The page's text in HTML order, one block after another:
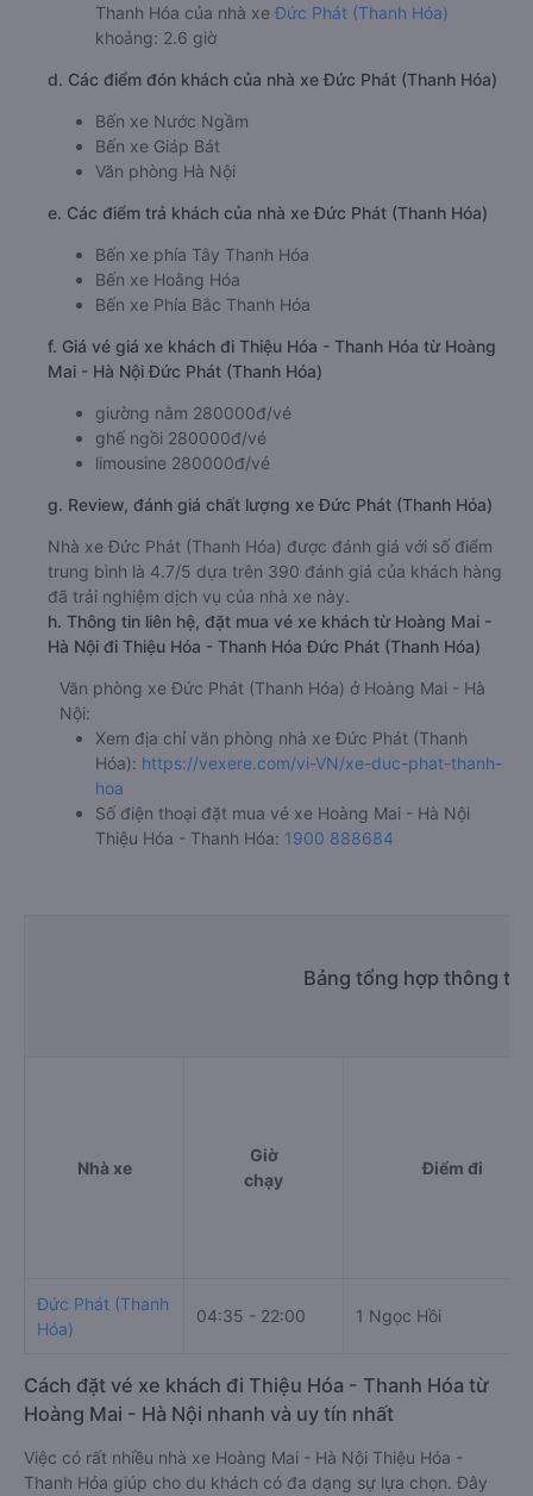
Thanh Hóa của nhà xe Đức Phát (Thanh Hóa)
khoảng: 2.6 giờ
d. Các điểm đón khách của nhà xe Đức Phát (Thanh Hóa)
Bến xe Nước Ngầm
Bến xe Giáp Bát
Văn phòng Hà Nội
e. Các điểm trả khách của nhà xe Đức Phát (Thanh Hóa)
Bến xe phía Tây Thanh Hóa
Bến xe Hoằng Hóa
Bến xe Phía Bắc Thanh Hóa
f. Giá vé giá xe khách đi Thiệu Hóa - Thanh Hóa từ Hoàng
Mai - Hà Nội Đức Phát (Thanh Hóa)
giường nằm 280000đ/vé
ghế ngồi 280000đ/vé
limousine 280000đ/vé
g. Review, đánh giá chất lượng xe Đức Phát (Thanh Hóa)
Nhà xe Đức Phát (Thanh Hóa) được đánh giá với số điểm
trung bình là 4.7/5 dựa trên 390 đánh giá của khách hàng
đã trải nghiệm dịch vụ của nhà xe này.
h. Thông tin liên hệ, đặt mua vé xe khách từ Hoàng Mai -
Hà Nội đi Thiệu Hóa - Thanh Hóa Đức Phát (Thanh Hóa)
Văn phòng xe Đức Phát (Thanh Hóa) ở Hoàng Mai - Hà
Nội:
Xem địa chỉ văn phòng nhà xe Đức Phát (Thanh
Hóa): https://vexere.com/vi-VN/xe-duc-phat-thanh-
hoa
Số điện thoại đặt mua vé xe Hoàng Mai - Hà Nội
Thiệu Hóa - Thanh Hóa: 1900 888684
Bảng tổng hợp thông tin
Nhà xe
Giờ
chạy
Điểm đi
Đức Phát (Thanh
Hóa)
04:35 - 22:00 1 Ngọc Hồi
Cách đặt vé xe khách đi Thiệu Hóa - Thanh Hóa từ
Hoàng Mai - Hà Nội nhanh và uy tín nhất
Việc có rất nhiều nhà xe Hoàng Mai - Hà Nội Thiệu Hóa -
Thanh Hóa giúp cho du khách có đa dạng sự lựa chọn. Đây